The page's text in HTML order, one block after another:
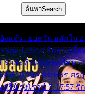
ค้นหาSearch
งแจ๋ว - ยอดรัก สลักใจ
รณ 3. 05:57 รักสาวเสื้อ
รักสะท้านดินสะเทือน -
ค์ทำหล่น - ศรเพชร ศร
รีย์ รุ่งโรจน์ 7. 17:57 รั